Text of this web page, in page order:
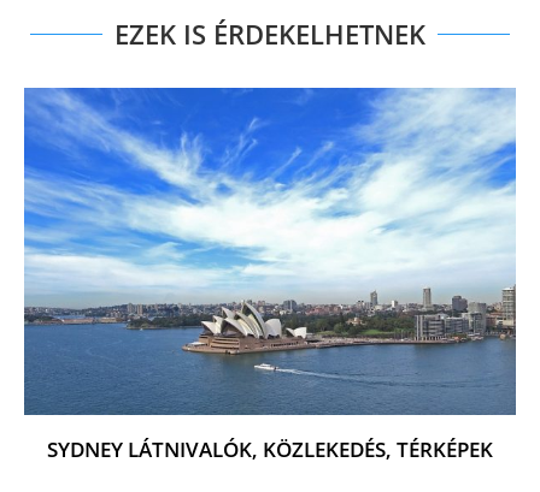
EZEK IS ÉRDEKELHETNEK
SYDNEY LÁTNIVALÓK, KÖZLEKEDÉS, TÉRKÉPEK